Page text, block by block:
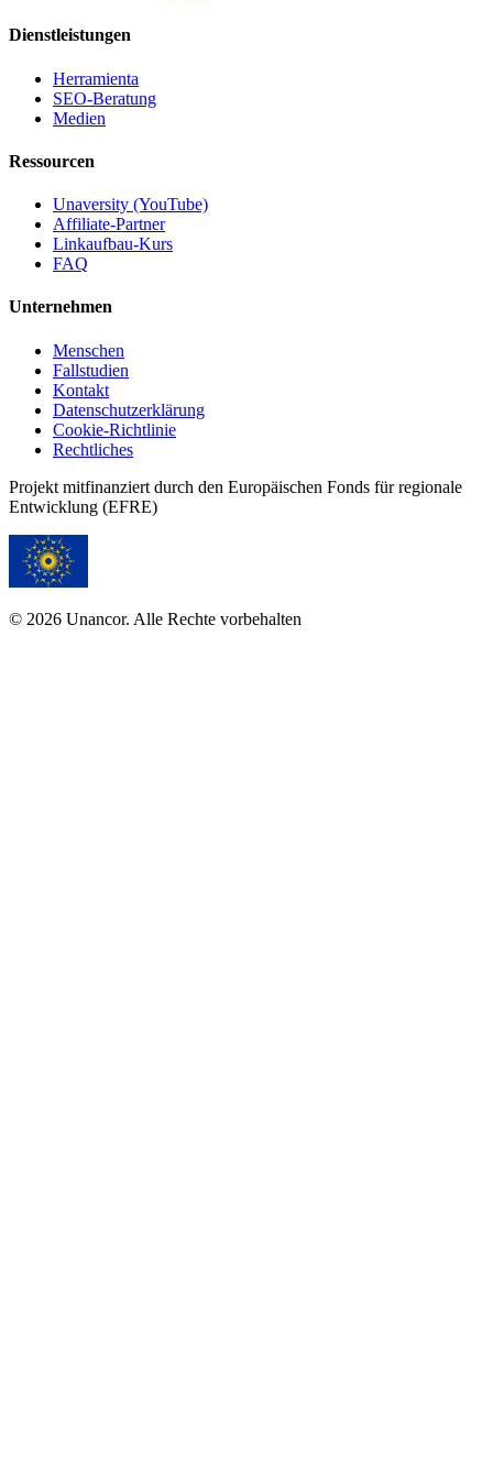
Dienstleistungen
Herramienta
SEO-Beratung
Medien
Ressourcen
Unaversity (YouTube)
Affiliate-Partner
Linkaufbau-Kurs
FAQ
Unternehmen
Menschen
Fallstudien
Kontakt
Datenschutzerklärung
Cookie-Richtlinie
Rechtliches
Projekt mitfinanziert durch den Europäischen Fonds für regionale
Entwicklung (EFRE)
© 2026 Unancor. Alle Rechte vorbehalten